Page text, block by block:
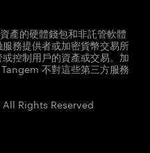
產的硬體錢包和非託管軟體
務提供者或加密貨幣交易所
控制用戶的資產或交易。加
不對這些第三方服務